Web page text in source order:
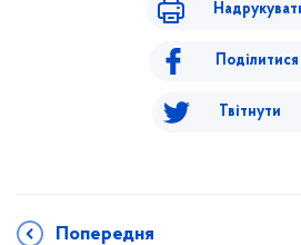
Поділитися
Твітнути
Попередня